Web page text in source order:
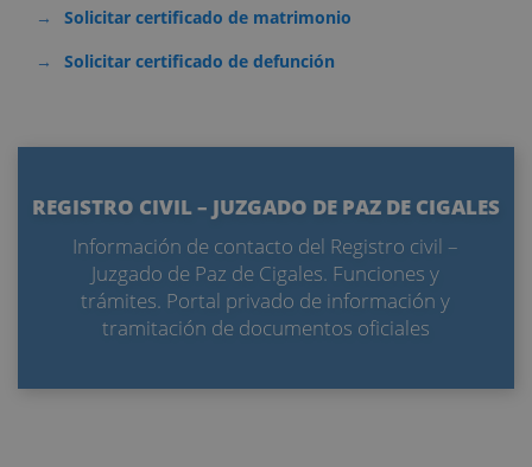
REGISTRO CIVIL – JUZGADO DE PAZ DE CIGALES
Información de contacto del Registro civil –
Juzgado de Paz de Cigales. Funciones y
trámites. Portal privado de información y
tramitación de documentos oficiales
Solicitar certificado de matrimonio
Solicitar certificado de defunción